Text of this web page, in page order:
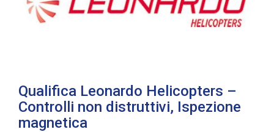
Qualifica Leonardo Helicopters –
Controlli non distruttivi, Ispezione
magnetica